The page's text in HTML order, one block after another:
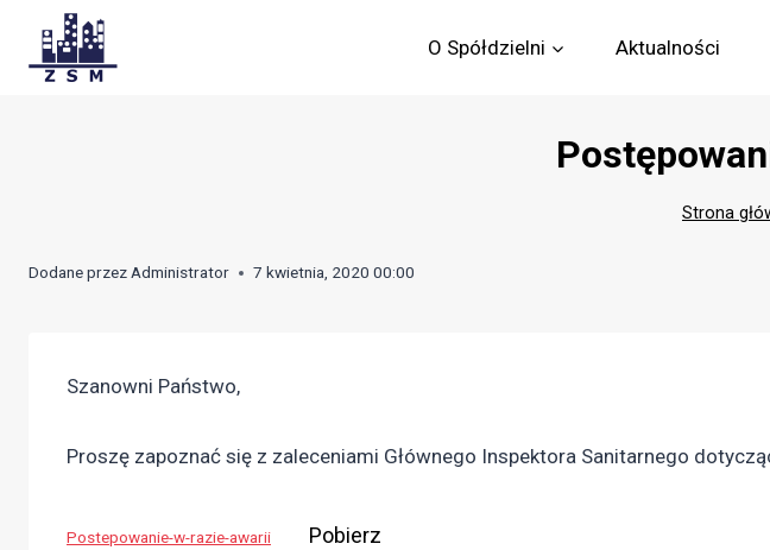
content
O Spółdzielni Aktualności
Strona
Dodane przezAdministrator 7 kwietnia, 2020 00:00
Szanowni Państwo,
Proszę zapoznać się z zaleceniami Głównego Inspektora Sanitarnego
Postepowanie-w-razie-awarii Pobierz